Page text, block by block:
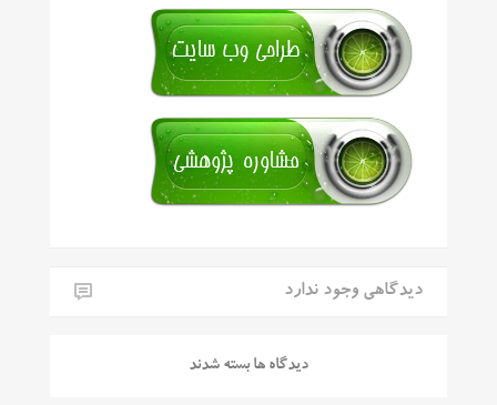
دیدگاهی وجود ندارد
دیدگاه ها بسته شدند